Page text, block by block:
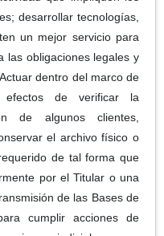
desarrollar tecnologías,
un mejor servicio para
las obligaciones legales y
dentro del marco de
efectos de verificar la
de algunos clientes,
el archivo físico o
de tal forma que
por el Titular o una
de las Bases de
cumplir acciones de